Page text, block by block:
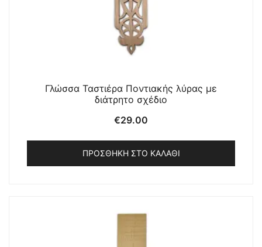
Γλώσσα Ταστιέρα Ποντιακής λύρας με
διάτρητο σχέδιο
€29.00
ΠΡΟΣΘΉΚΗ ΣΤΟ ΚΑΛΆΘΙ